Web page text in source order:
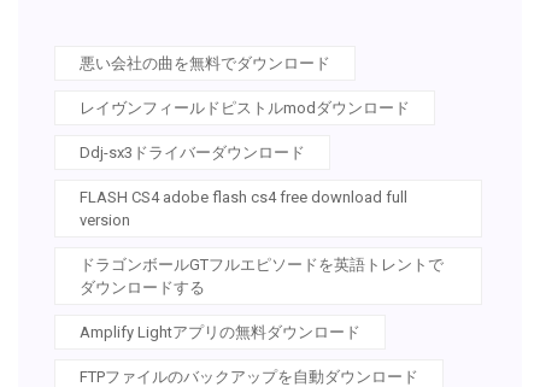
悪い会社の曲を無料でダウンロード
レイヴンフィールドピストルmodダウンロード
Ddj-sx3ドライバーダウンロード
FLASH CS4 adobe flash cs4 free download full
version
ドラゴンボールGTフルエピソードを英語トレントで
ダウンロードする
Amplify Lightアプリの無料ダウンロード
FTPファイルのバックアップを自動ダウンロード